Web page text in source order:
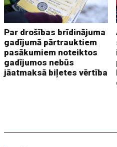
Par drošības brīdinājuma
gadījumā pārtrauktiem
pasākumiem noteiktos
gadījumos nebūs
jāatmaksā biļetes vērtība